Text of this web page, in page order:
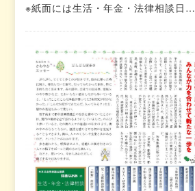
※紙面には生活・年金・法律相談日…